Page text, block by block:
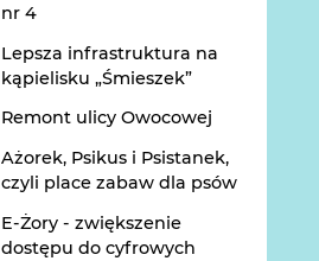
nr 4
Lepsza infrastruktura na
kąpielisku „Śmieszek”
Remont ulicy Owocowej
Ażorek, Psikus i Psistanek,
czyli place zabaw dla psów
E-Żory - zwiększenie
dostępu do cyfrowych